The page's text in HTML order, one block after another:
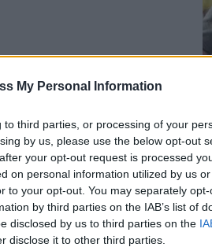
My Personal Information
third parties, or processing of your
by us, please use the below opt-out
your opt-out request is processed
on personal information utilized by us
to your opt-out. You may separately
by third parties on the IAB’s list of
disclosed by us to third parties on the
disclose it to other third parties.
απεικονίζεται το
Κάποιοι άνθρωποι δεν